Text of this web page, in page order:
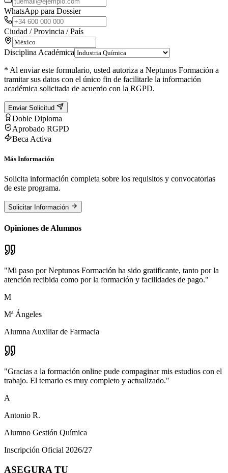
WhatsApp para Dossier
Ciudad / Provincia / País
Disciplina Académica
* Al enviar este formulario, usted autoriza a Neptunos Formación a
tramitar sus datos con el único fin de facilitarle la información
académica solicitada de acuerdo con la RGPD.
Enviar Solicitud
Doble Diploma
Aprobado RGPD
Beca Activa
Más Información
Solicita información completa sobre los requisitos y convocatorias
de este programa.
Solicitar Información
Opiniones de Alumnos
"Mi paso por Neptunos Formación ha sido gratificante, tanto por la
atención recibida como por la formación y facilidades de pago."
M
Mª Ángeles
Alumna Auxiliar de Farmacia
"Gracias a la formación online pude compaginar mis estudios con el
trabajo. El temario es muy completo y actualizado."
A
Antonio R.
Alumno Gestión Química
Inscripción Oficial 2026/27
ASEGURA TU